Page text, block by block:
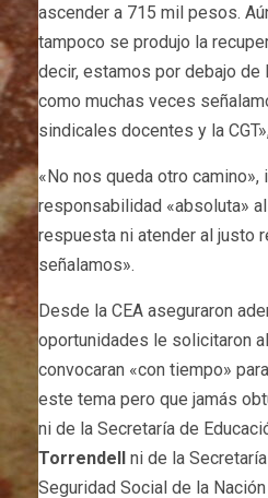
ascender a 715 mil pesos.
tampoco se produjo la
decir, estamos por debajo de
como muchas veces
sindicales docentes y la
«No nos queda otro
responsabilidad «absoluta»
respuesta ni atender al justo
señalamos».
Desde la CEA aseguraron
oportunidades le solicitaron
convocaran «con tiempo»
este tema pero que jamás
ni de la Secretaría de
Torrendell ni de la
Seguridad Social de la